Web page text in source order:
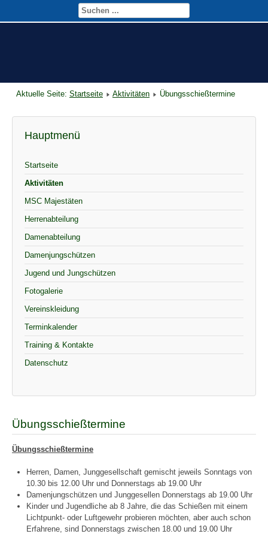
Aktuelle Seite: Startseite Aktivitäten Übungsschießtermine
Hauptmenü
Startseite
Aktivitäten
MSC Majestäten
Herrenabteilung
Damenabteilung
Damenjungschützen
Jugend und Jungschützen
Fotogalerie
Vereinskleidung
Terminkalender
Training & Kontakte
Datenschutz
Übungsschießtermine
Übungsschießtermine
Herren, Damen, Junggesellschaft gemischt jeweils Sonntags von
10.30 bis 12.00 Uhr und Donnerstags ab 19.00 Uhr
Damenjungschützen und Junggesellen Donnerstags ab 19.00 Uhr
Kinder und Jugendliche ab 8 Jahre, die das Schießen mit einem
Lichtpunkt- oder Luftgewehr probieren möchten, aber auch schon
Erfahrene, sind Donnerstags zwischen 18.00 und 19.00 Uhr